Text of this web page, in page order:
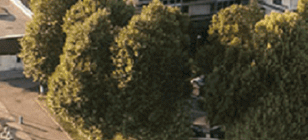
- 🎁 Caen on aime, on partage
- 🎉 Les événements AVF
- Activités et Loisirs
Ajoutez un logo, un bouton, des réseaux sociaux
Cliquez pour éditer